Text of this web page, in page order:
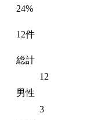
24%
12件
総計
12
男性
3